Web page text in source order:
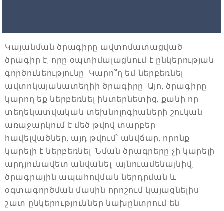
Կայանման ծրագիրը ավտոմատացված
ծրագիր է, որը օպտիմալացնում է ընկերության
գործունեությունը: Կարո՞ղ եմ ներբեռնել
ավտոկայանատեղիի ծրագիրը: Այո, ծրագիրը
կարող եք ներբեռնել ինտերնետից, քանի որ
տեղեկատվական տեխնոլոգիաների շուկան
առաջարկում է մեծ թվով տարբեր
հավելվածներ, այդ թվում՝ անվճար, որոնք
կարելի է ներբեռնել: Նման ծրագրերը չի կարելի
արդյունավետ անվանել, այնուամենայնիվ,
ծրագրային ապահովման ներդրման և
օգտագործման մասին որոշում կայացնելիս
շատ ընկերություններ նախընտրում են